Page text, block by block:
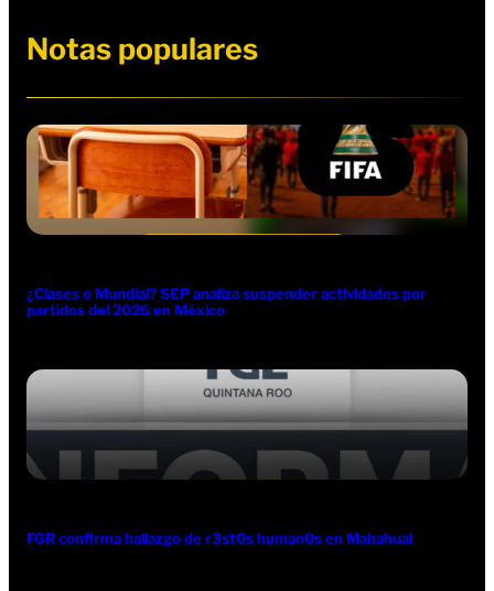
Notas populares
¿Clases o Mundial? SEP analiza suspender actividades por
partidos del 2026 en México
FGR confirma hallazgo de r3st0s human0s en Mahahual